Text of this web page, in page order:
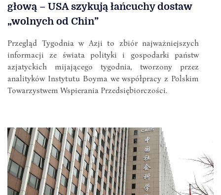
głową – USA szykują łańcuchy dostaw
„wolnych od Chin”
Przegląd Tygodnia w Azji to zbiór najważniejszych
informacji ze świata polityki i gospodarki państw
azjatyckich mijającego tygodnia, tworzony przez
analityków Instytutu Boyma we współpracy z Polskim
Towarzystwem Wspierania Przedsiębiorczości.